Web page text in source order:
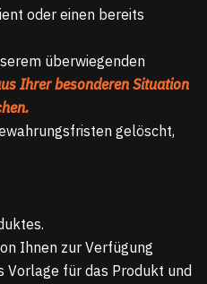
oder einen bereits
überwiegenden
Ihrer besonderen Situation
gelöscht,
Ihnen zur Verfügung
für das Produkt und